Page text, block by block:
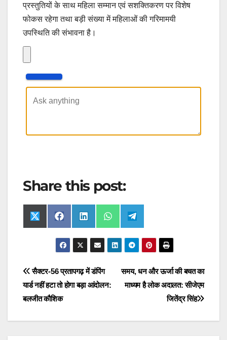
प्रस्तुतियों के साथ महिला सम्मान एवं सशक्तिकरण पर विशेष
फोकस रहेगा तथा बड़ी संख्या में महिलाओं की गरिमामयी
उपस्थिति की संभावना है।
Share this post:
Share
on
X
(
t
e
r
Share
on
F
a
c
e
b
o
k
Share
on
L
i
n
e
I
n
Share
on
W
h
a
t
s
Share
on
T
e
l
g
a
m
Post
navigation
समय, धन और ऊर्जा की बचत का
माध्यम है लोक अदालत: सीजेएम
जितेंद्र सिंह
सैक्टर-56 प्रतापगढ़ में डंपिंग
यार्ड नहीं हटा तो होगा बड़ा आंदोलन:
बलजीत कौशिक